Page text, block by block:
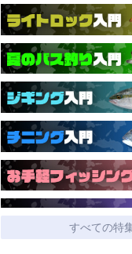
すべての特